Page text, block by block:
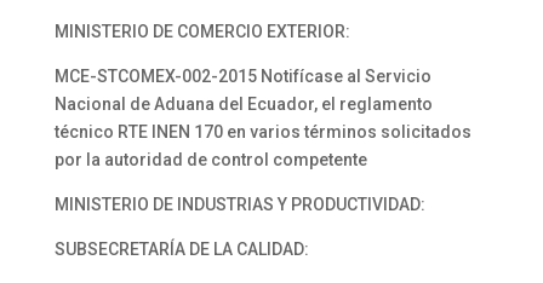
MINISTERIO DE COMERCIO EXTERIOR:
MCE-STCOMEX-002-2015 Notifícase al Servicio
Nacional de Aduana del Ecuador, el reglamento
técnico RTE INEN 170 en varios términos solicitados
por la autoridad de control competente
MINISTERIO DE INDUSTRIAS Y PRODUCTIVIDAD:
SUBSECRETARÍA DE LA CALIDAD: